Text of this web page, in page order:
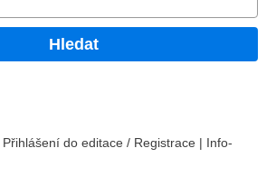
Hledat
Přihlášení do editace / Registrace | Info-